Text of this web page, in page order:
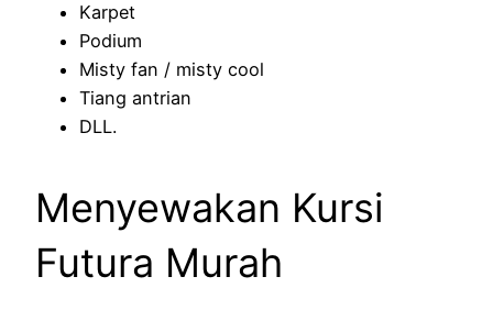
Karpet
Podium
Misty fan / misty cool
Tiang antrian
DLL.
Menyewakan Kursi
Futura Murah